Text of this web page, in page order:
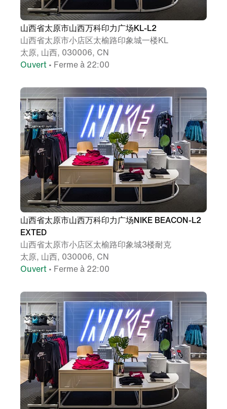
山西省太原市山西万科印力广场KL-L2
山西省太原市小店区太榆路印象城一楼KL
太原, 山西, 030006, CN
Ouvert • Ferme à 22:00
山西省太原市山西万科印力广场NIKE BEACON-L2
EXTED
山西省太原市小店区太榆路印象城3楼耐克
太原, 山西, 030006, CN
Ouvert • Ferme à 22:00